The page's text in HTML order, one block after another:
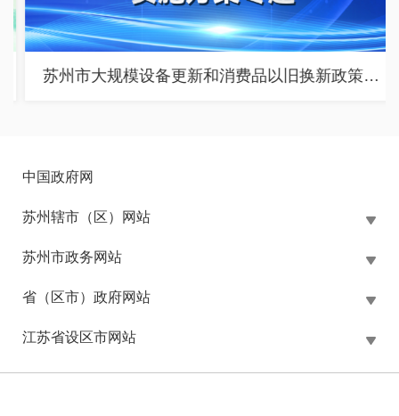
苏州市大规模设备更新和消费品以旧换新政策专题
中国政府网
苏州辖市（区）网站
苏州市政务网站
省（区市）政府网站
江苏省设区市网站